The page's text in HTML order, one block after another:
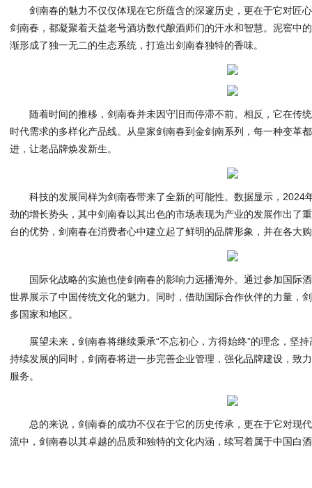
剑南春的魅力不仅仅体现在它所蕴含的深邃历史，更在于它对匠
剑南春，都凝聚着天益老号酒坊数代酿酒师们的汗水和智慧。泥窖中
渐形成了独一无二的生态系统，打造出剑南春独特的香味。
随着时间的推移，剑南春并未因守旧而停滞不前。相反，它在传
时代需求的多样化产品线。从皇家剑南春到金剑南系列，每一种变革
进，让老品牌焕发新生。
科技的发展同样为剑南春带来了全新的可能性。数据显示，2024
劲的增长势头，其中剑南春以其出色的市场表现为产业的发展作出了
台的优势，剑南春在消费者心中建立起了鲜明的品牌形象，并在各大
国际化战略的实施也使剑南春的影响力远播海外。通过参加国际
世界展示了中国传统文化的魅力。同时，借助国际合作伙伴的力量，
多国家和地区。
展望未来，剑南春将继续秉承“不忘初心，方得始终”的理念，坚
持续发展的同时，剑南春将进一步完善企业管理，强化品牌建设，致
服务。
总的来说，剑南春的成功不仅在于它的历史传承，更在于它对现
流中，剑南春以其卓越的品质和独特的文化内涵，续写着属于中国白